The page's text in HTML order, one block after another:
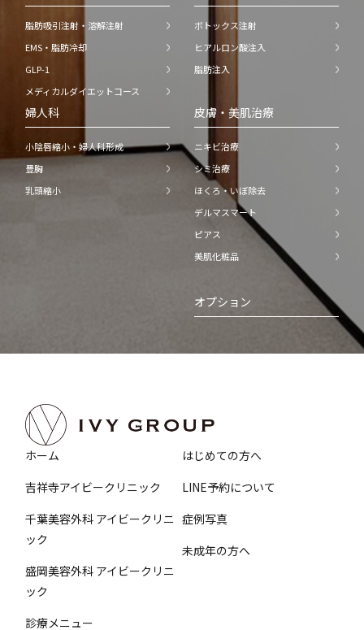
脂肪吸引注射・溶解注射
EMS・脂肪冷却
GLP-1
メディカルダイエットコース
ボトックス注射
ヒアルロン酸注入
脂肪注入
婦人科
小陰唇縮小・婦人科形成
豊胸
乳頭縮小
皮膚・美肌治療
ニキビ治療
シミ治療
ほくろ・いぼ除去
デルマスマート
ピアス
美肌化粧品
オプション
ホーム
吉祥寺アイビークリニック
千葉美容外科 アイビークリニ
ック
盛岡美容外科 アイビークリニ
ック
診療メニュー
はじめての方へ
LINE予約について
症例写真
未成年の方へ